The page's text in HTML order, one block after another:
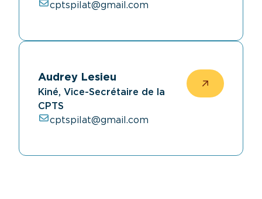
cptspilat@gmail.com
Audrey Lesieu
Kiné, Vice-Secrétaire de la
CPTS
cptspilat@gmail.com